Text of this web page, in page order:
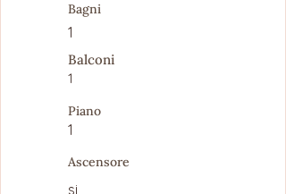
Bagni
1
Balconi
1
Piano
1
Ascensore
si